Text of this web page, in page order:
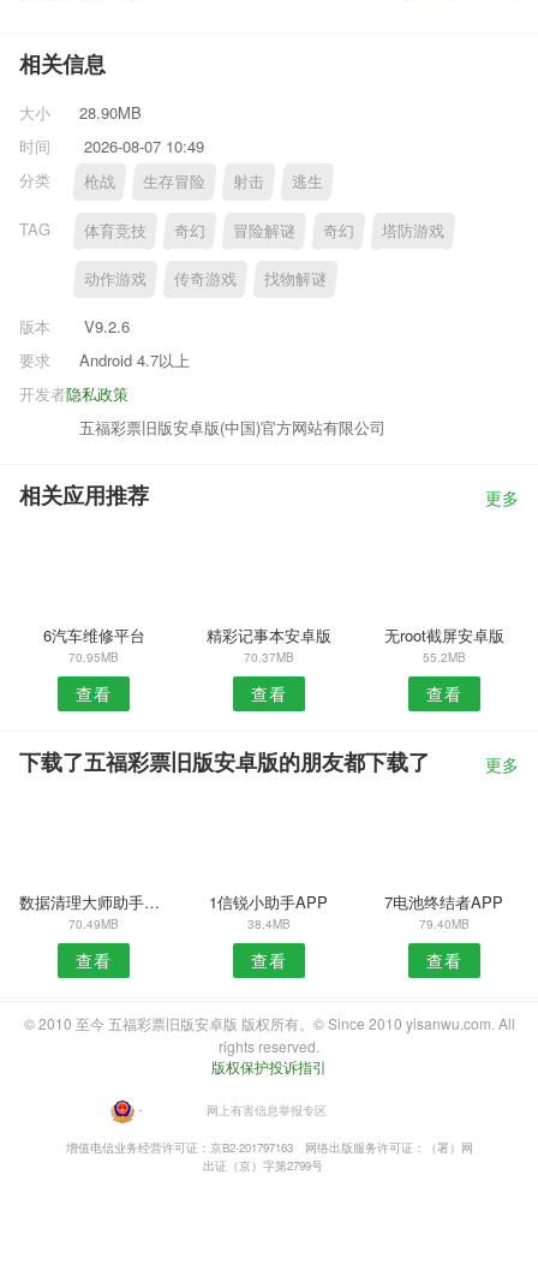
相关信息
大小
28.90MB
时间
2026-08-07 10:49
分类
枪战 生存冒险 射击 逃生
TAG 体育竞技 奇幻 冒险解谜 奇幻 塔防游戏
动作游戏 传奇游戏 找物解谜
版本
V9.2.6
要求
Android 4.7以上
隐私政策
开发者
五福彩票旧版安卓版(中国)官方网站有限公司
相关应用推荐 更多
6汽车维修平台
70.95MB
查看
精彩记事本安卓版
70.37MB
查看
无root截屏安卓版
55.2MB
查看
下载了五福彩票旧版安卓版的朋友都下载了 更多
数据清理大师助手安卓版
70.49MB
查看
1信锐小助手APP
38.4MB
查看
7电池终结者APP
79.40MB
查看
© 2010 至今 五福彩票旧版安卓版 版权所有。© Since 2010 yisanwu.com. All
rights reserved.
版权保护投诉指引
・ 网上有害信息举报专区
增值电信业务经营许可证：京B2-201797163
网络出版服务许可证：（署）网
出证（京）字第2799号